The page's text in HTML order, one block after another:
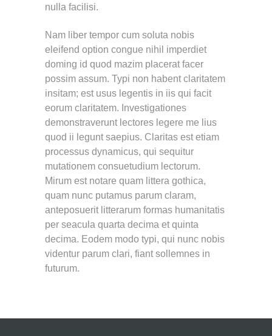
nulla facilisi.
Nam liber tempor cum soluta nobis
eleifend option congue nihil imperdiet
doming id quod mazim placerat facer
possim assum. Typi non habent claritatem
insitam; est usus legentis in iis qui facit
eorum claritatem. Investigationes
demonstraverunt lectores legere me lius
quod ii legunt saepius. Claritas est etiam
processus dynamicus, qui sequitur
mutationem consuetudium lectorum.
Mirum est notare quam littera gothica,
quam nunc putamus parum claram,
anteposuerit litterarum formas humanitatis
per seacula quarta decima et quinta
decima. Eodem modo typi, qui nunc nobis
videntur parum clari, fiant sollemnes in
futurum.